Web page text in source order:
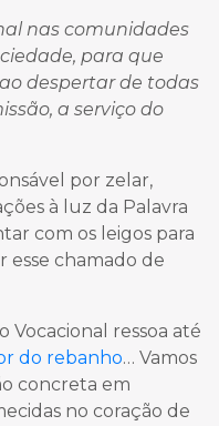
nas comunidades
para que
despertar de todas
a serviço do
por zelar,
à luz da Palavra
com os leigos para
esse chamado de
Vocacional ressoa até
do rebanho… Vamos
concreta em
no coração de